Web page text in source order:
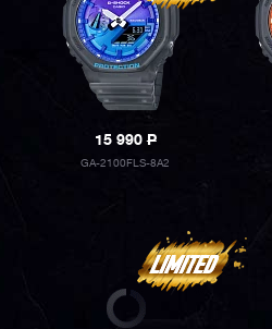
15 990P
GA-2100FLS-8A2